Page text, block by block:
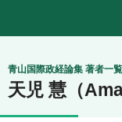
青山学院大学
国際政治経済学
青山国際政経論集 著者一覧
天児 慧（